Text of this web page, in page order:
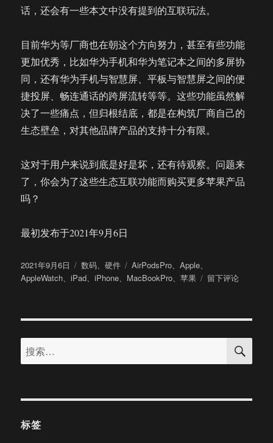
话，还会有一些本文中没有提到的互联玩法。
目前华为等厂商也在朝这个方向努力，甚至有些功能
更加优秀，比如华为手机和华为笔记本之间的多屏协
同，还有华为手机与智慧屏、平板与智慧屏之间的便
捷投屏、畅连通话的跨屏流转等等。这些功能虽然解
决了一些痛点，但归根结底，都是在构筑厂商自己的
生态壁垒，对其他品牌产品的支持十分有限。
这对于用户来说到底是好是坏，还有待观察。问题来
了，你会为了这些生态互联功能而购买更多苹果产品
吗？
最初发布于2021年9月6日
发
布
2021年9月6日
分
类
数码、硬件
标
签
AirPodsPro、Apple、
AppleWatch、iPad、iPhone、 MacBookPro、苹果
于
全
桶
生
留下评论
搜
索：
搜
标签